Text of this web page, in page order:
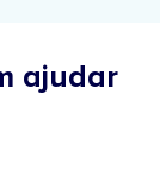
ajudar